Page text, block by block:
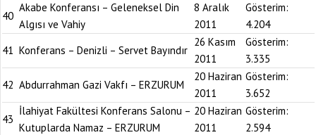
40
Akabe Konferansı – Geleneksel Din
Algısı ve Vahiy
8 Aralık
2011
Gösterim:
4.204
41 Konferans – Denizli – Servet Bayındır
26 Kasım
2011
Gösterim:
3.335
42 Abdurrahman Gazi Vakfı – ERZURUM
20 Haziran
2011
Gösterim:
3.652
43
İlahiyat Fakültesi Konferans Salonu –
Kutuplarda Namaz – ERZURUM
20 Haziran
2011
Gösterim:
2.594